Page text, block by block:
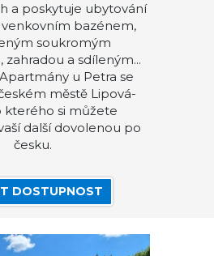
a poskytuje ubytování
bazénem,
soukromým
zahradou a sdíleným...
u Petra se
městě Lipová-
kterého si můžete
další dovolenou po
česku.
DOSTUPNOST